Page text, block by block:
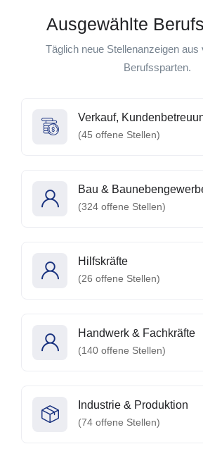
Ausgewählte
Täglich neue Stellenanzeigen aus
Berufssparten.
Verkauf,
(45 offene Stellen)
Bau &
(324 offene Stellen)
Hilfskräfte
(26 offene Stellen)
Handwerk & Fachkräfte
(140 offene Stellen)
Industrie & Produktion
(74 offene Stellen)